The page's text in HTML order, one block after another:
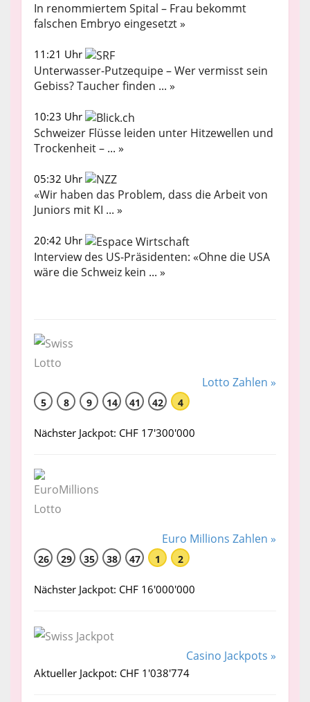
In renommiertem Spital – Frau bekommt
falschen Embryo eingesetzt »
11:21 Uhr
Unterwasser-Putzequipe – Wer vermisst sein
Gebiss? Taucher finden ... »
10:23 Uhr
Schweizer Flüsse leiden unter Hitzewellen und
Trockenheit – ... »
05:32 Uhr
«Wir haben das Problem, dass die Arbeit von
Juniors mit KI ... »
20:42 Uhr
Interview des US-Präsidenten: «Ohne die USA
wäre die Schweiz kein ... »
Lotto Zahlen »
5 8 9 14 41 42 4
Nächster Jackpot: CHF 17'300'000
Euro Millions Zahlen »
26 29 35 38 47 1 2
Nächster Jackpot: CHF 16'000'000
Casino Jackpots »
Aktueller Jackpot: CHF 1'038'774